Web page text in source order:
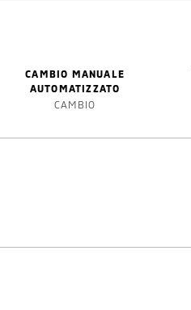
CAMBIO MANUALE
AUTOMATIZZATO
CAMBIO